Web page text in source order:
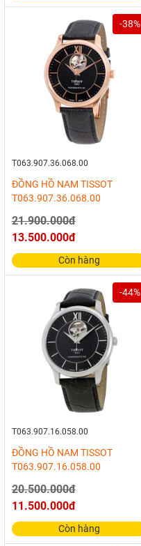
-38%
T063.907.36.068.00
ĐỒNG HỒ NAM TISSOT
T063.907.36.068.00
21.900.000đ
13.500.000đ
Còn hàng
-44%
T063.907.16.058.00
ĐỒNG HỒ NAM TISSOT
T063.907.16.058.00
20.500.000đ
11.500.000đ
Còn hàng